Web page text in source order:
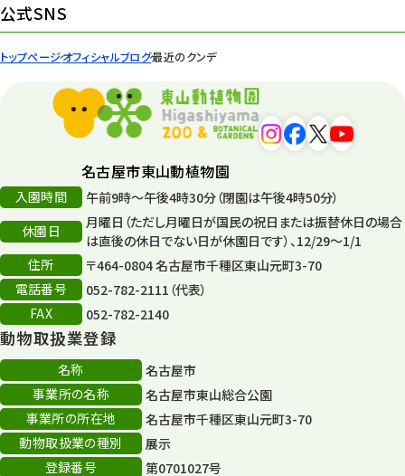
トップページオフィシャルブログ最近のクンデ
遊園地 6
平和公園
再生
再生フォーラム 14
80周年
その他
その他イベント
スカイタワー
年末年始のイベント
秋まつり
公式SNS
名古屋市東山動植物園
入園時間
午前9時～午後4時30分（閉園は午後4時50分）
休園日
月曜日（ただし月曜日が国民の祝日または振替休日の場合
は直後の休日でない日が休園日です）、12/29～1/1
住所
〒464-0804 名古屋市千種区東山元町3-70
電話番号
052-782-2111（代表）
FAX
052-782-2140
動物取扱業登録
名称
名古屋市
事業所の名称
名古屋市東山総合公園
事業所の所在地
名古屋市千種区東山元町3-70
動物取扱業の種別
展示
登録番号
第0701027号